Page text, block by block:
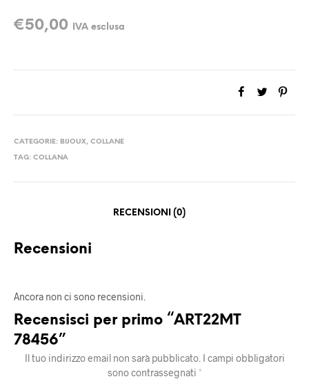
€50,00 IVA esclusa
CATEGORIE: BIJOUX, COLLANE
TAG: COLLANA
RECENSIONI (0)
Recensioni
Ancora non ci sono recensioni.
Recensisci per primo “ART22MT
78456”
Il tuo indirizzo email non sarà pubblicato. I campi obbligatori
sono contrassegnati *